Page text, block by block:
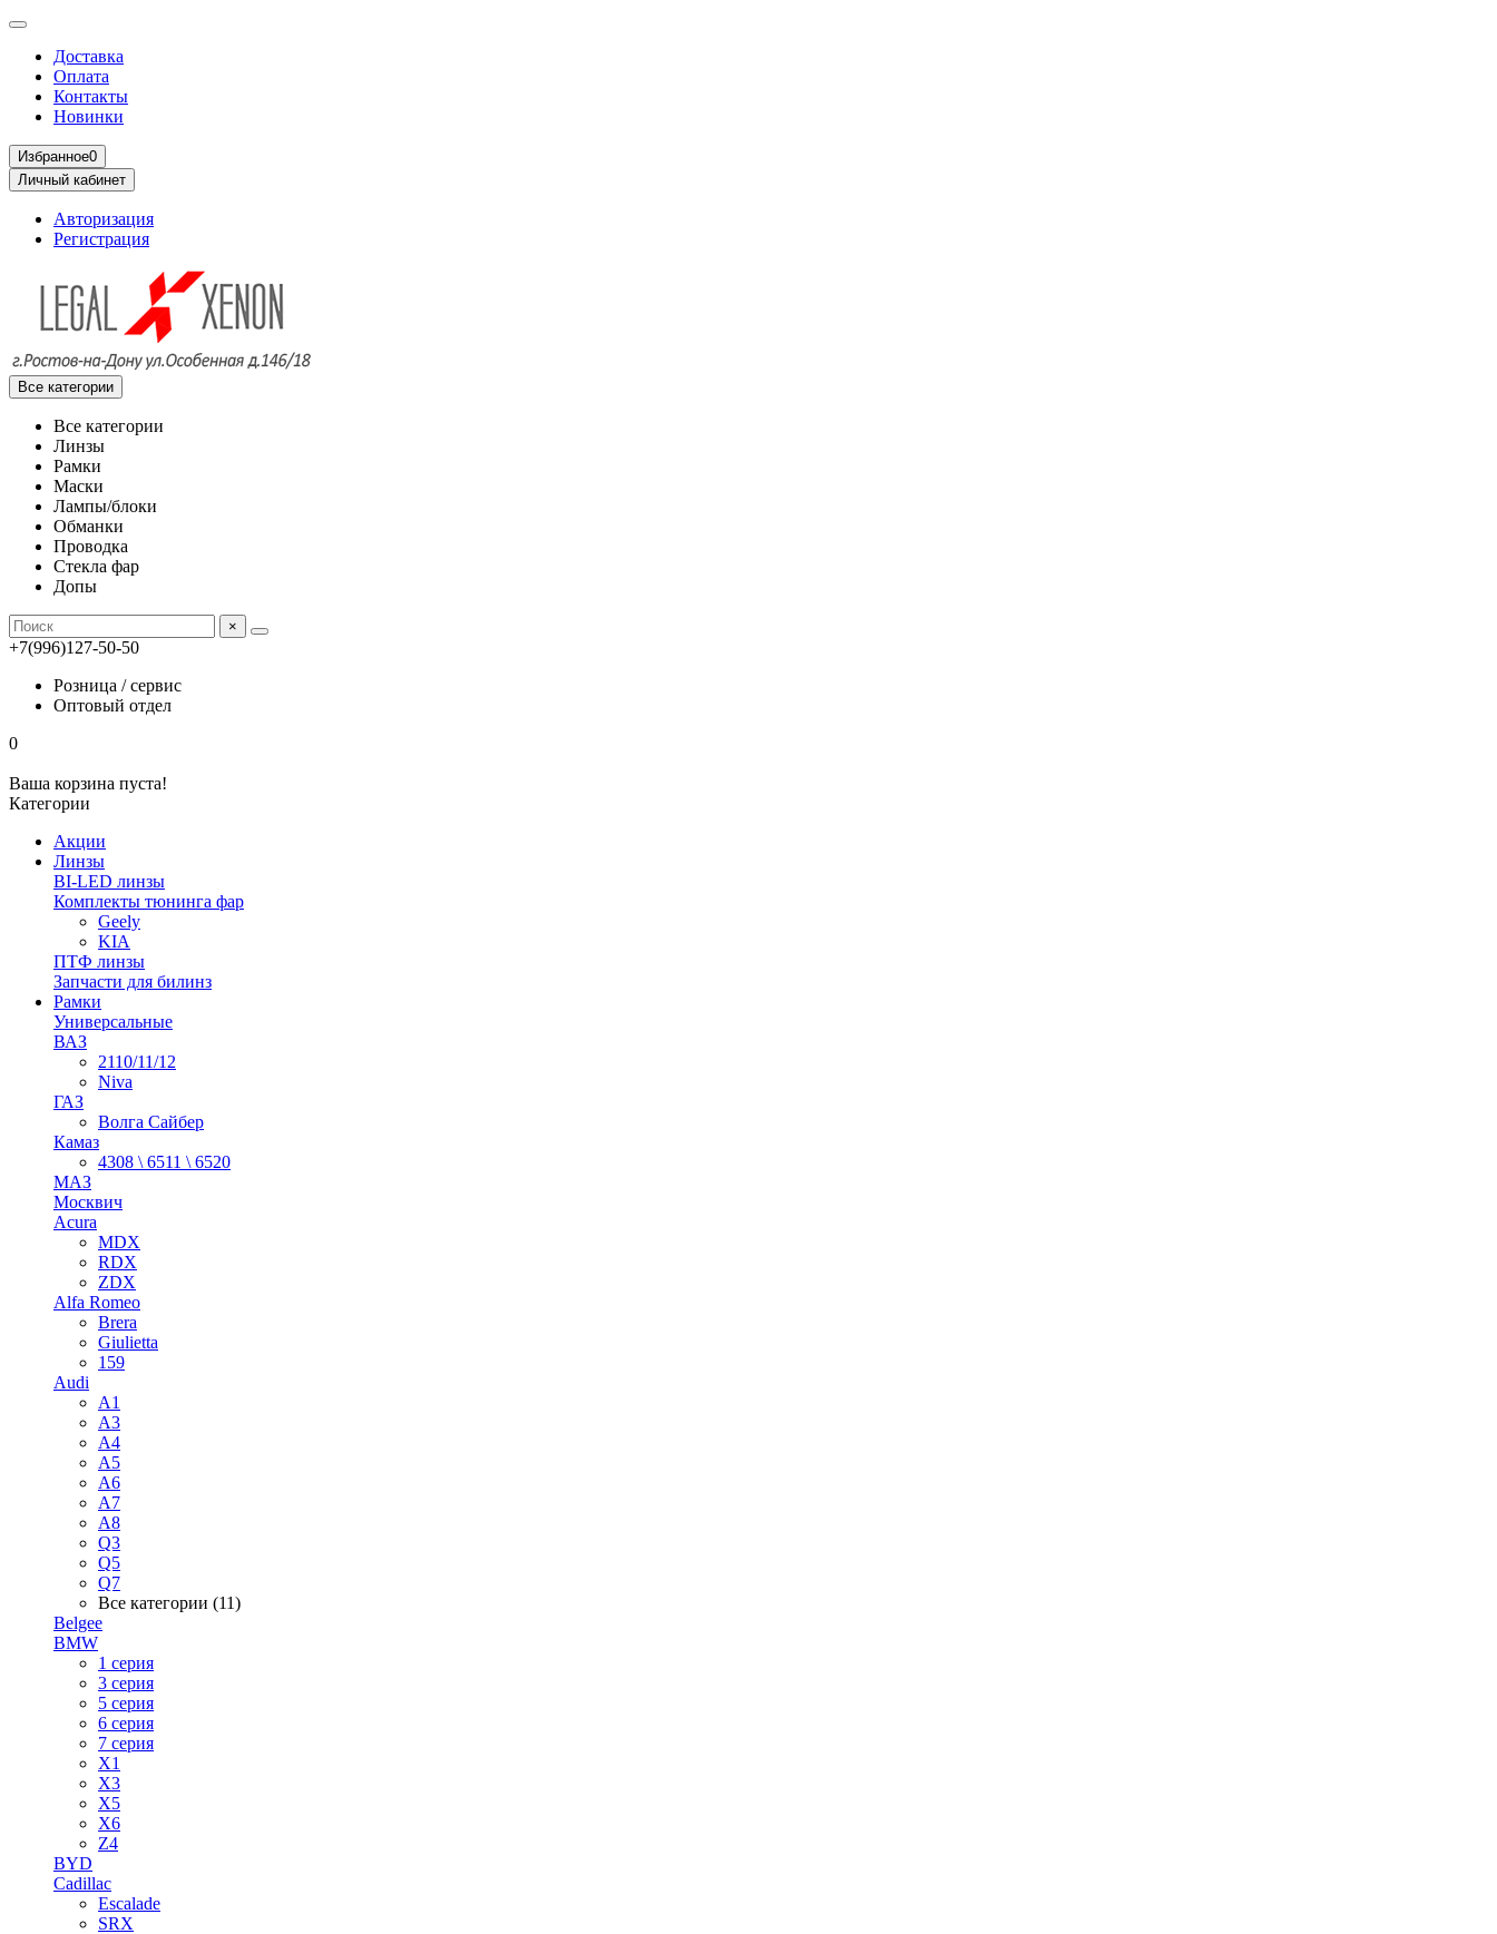
Доставка
Оплата
Контакты
Новинки
Избранное0
Личный кабинет
Авторизация
Регистрация
Все категории
Все категории
Линзы
Рамки
Маски
Лампы/блоки
Обманки
Проводка
Стекла фар
Допы
×
+7(996)127-50-50
Розница / сервис
Оптовый отдел
0
Ваша корзина пуста!
Категории
Акции
Линзы
BI-LED линзы
Комплекты тюнинга фар
Geely
KIA
ПТФ линзы
Запчасти для билинз
Рамки
Универсальные
ВАЗ
2110/11/12
Niva
ГАЗ
Волга Сайбер
Камаз
4308 \ 6511 \ 6520
МАЗ
Москвич
Acura
MDX
RDX
ZDX
Alfa Romeo
Brera
Giulietta
159
Audi
A1
A3
A4
A5
A6
A7
A8
Q3
Q5
Q7
Все категории (11)
Belgee
BMW
1 серия
3 серия
5 серия
6 серия
7 серия
X1
X3
X5
X6
Z4
BYD
Cadillac
Escalade
SRX